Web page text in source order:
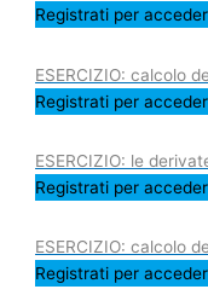
Registrati per
ESERCIZIO: calcolo
Registrati per
ESERCIZIO: le
Registrati per
ESERCIZIO: calcolo
Registrati per